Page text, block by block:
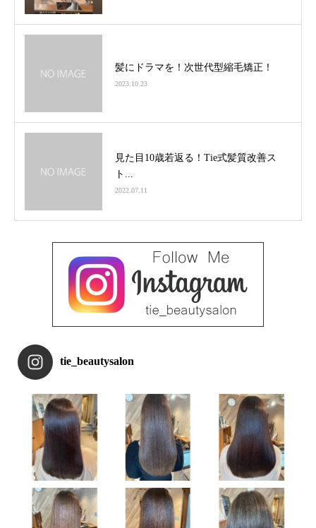
髪にドラマを！次世代型縮毛矯正！
2023.10.23
見た目10歳若返る！Tie式髪質改善ス
ト...
2022.07.11
tie_beautysalon